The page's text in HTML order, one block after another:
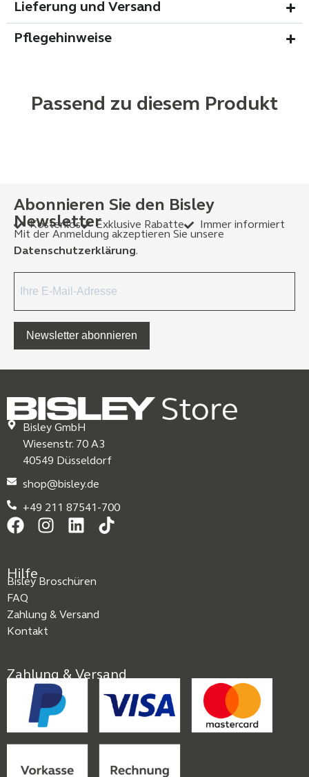
Lieferung und Versand
Pflegehinweise
Passend zu diesem Produkt
Abonnieren Sie den Bisley
Newsletter
Kostenlos Exklusive Rabatte
Immer informiert
Mit der Anmeldung akzeptieren Sie unsere
Datenschutzerklärung.
Newsletter abonnieren
Bisley GmbH
Wiesenstr. 70 A3
40549 Düsseldorf
shop@bisley.de
+49 211 87541-700
Hilfe
Bisley Broschüren
FAQ
Zahlung & Versand
Kontakt
Zahlung & Versand